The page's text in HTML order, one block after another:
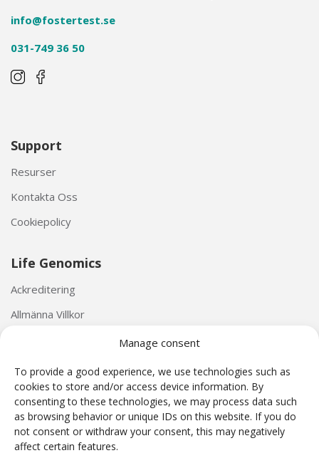
Manage consent
To provide a good experience, we use technologies such as
cookies to store and/or access device information. By
consenting to these technologies, we may process data such
as browsing behavior or unique IDs on this website. If you do
not consent or withdraw your consent, this may negatively
affect certain features.
info@fostertest.se
031-749 36 50
Support
Resurser
Kontakta Oss
Cookiepolicy
Life Genomics
Ackreditering
Allmänna Villkor
Harmony® NIPT test har utvecklats av Ariosa Diagnostics (San Jose, Kalifornien, USA).
Harmony® reagenser och Ariosa cellfritt DNA System (AcfS) programvara används som en del